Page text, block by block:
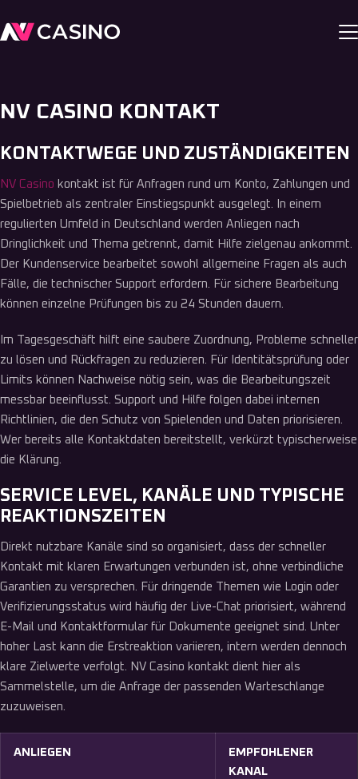
NV CASINO KONTAKT
KONTAKTWEGE UND ZUSTÄNDIGKEITEN
NV Casino kontakt ist für Anfragen rund um Konto, Zahlungen und
Spielbetrieb als zentraler Einstiegspunkt ausgelegt. In einem
regulierten Umfeld in Deutschland werden Anliegen nach
Dringlichkeit und Thema getrennt, damit Hilfe zielgenau ankommt.
Der Kundenservice bearbeitet sowohl allgemeine Fragen als auch
Fälle, die technischer Support erfordern. Für sichere Bearbeitung
können einzelne Prüfungen bis zu 24 Stunden dauern.
Im Tagesgeschäft hilft eine saubere Zuordnung, Probleme schneller
zu lösen und Rückfragen zu reduzieren. Für Identitätsprüfung oder
Limits können Nachweise nötig sein, was die Bearbeitungszeit
messbar beeinflusst. Support und Hilfe folgen dabei internen
Richtlinien, die den Schutz von Spielenden und Daten priorisieren.
Wer bereits alle Kontaktdaten bereitstellt, verkürzt typischerweise
die Klärung.
SERVICE LEVEL, KANÄLE UND TYPISCHE
REAKTIONSZEITEN
Direkt nutzbare Kanäle sind so organisiert, dass der schneller
Kontakt mit klaren Erwartungen verbunden ist, ohne verbindliche
Garantien zu versprechen. Für dringende Themen wie Login oder
Verifizierungsstatus wird häufig der Live-Chat priorisiert, während
E-Mail und Kontaktformular für Dokumente geeignet sind. Unter
hoher Last kann die Erstreaktion variieren, intern werden dennoch
klare Zielwerte verfolgt. NV Casino kontakt dient hier als
Sammelstelle, um die Anfrage der passenden Warteschlange
zuzuweisen.
ANLIEGEN
EMPFOHLENER
KANAL